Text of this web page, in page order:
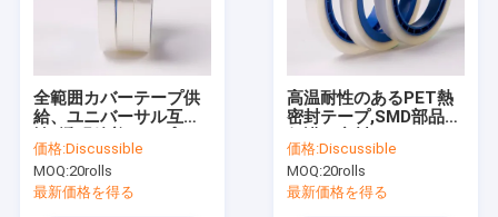
会社案内
お問い合わせ
ニュース
全範囲カバーテープ供
給、ユニバーサル互換
はヒートシールタイプ
をご用意
価格:Discussible
MOQ:20rolls
最新価格を得る
高温耐性のあるPET熱
密封テープ,SMD部品の
価格:Discussible
MOQ:20rolls
最新価格を得る